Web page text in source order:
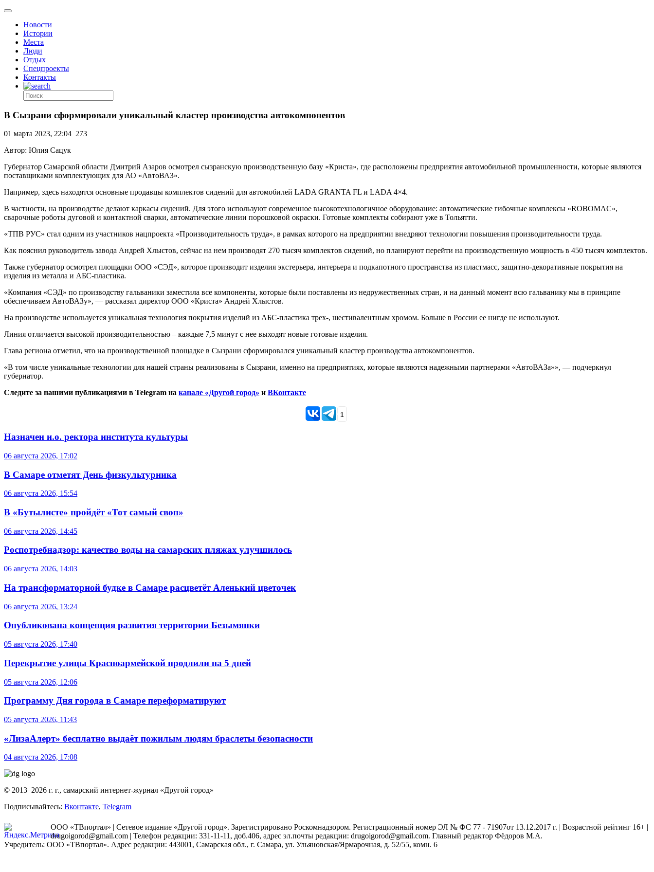
Новости
Истории
Места
Люди
Отдых
Спецпроекты
Контакты
В Сызрани сформировали уникальный кластер производства автокомпонентов
01 марта 2023, 22:04 273
Автор: Юлия Сацук
Губернатор Самарской области Дмитрий Азаров осмотрел сызранскую производственную базу «Криста», где расположены предприятия автомобильной промышленности, которые являются
поставщиками комплектующих для АО «АвтоВАЗ».
Например, здесь находятся основные продавцы комплектов сидений для автомобилей LADA GRANTA FL и LADA 4×4.
В частности, на производстве делают каркасы сидений. Для этого используют современное высокотехнологичное оборудование: автоматические гибочные комплексы «ROBOMAC»,
сварочные роботы дуговой и контактной сварки, автоматические линии порошковой окраски. Готовые комплекты собирают уже в Тольятти.
«ТПВ РУС» стал одним из участников нацпроекта «Производительность труда», в рамках которого на предприятии внедряют технологии повышения производительности труда.
Как пояснил руководитель завода Андрей Хлыстов, сейчас на нем производят 270 тысяч комплектов сидений, но планируют перейти на производственную мощность в 450 тысяч комплектов.
Также губернатор осмотрел площадки ООО «СЭД», которое производит изделия экстерьера, интерьера и подкапотного пространства из пластмасс, защитно-декоративные покрытия на
изделия из металла и АБС-пластика.
«Компания «СЭД» по производству гальваники заместила все компоненты, которые были поставлены из недружественных стран, и на данный момент всю гальванику мы в принципе
обеспечиваем АвтоВАЗу», — рассказал директор ООО «Криста» Андрей Хлыстов.
На производстве используется уникальная технология покрытия изделий из АБС-пластика трех-, шестивалентным хромом. Больше в России ее нигде не используют.
Линия отличается высокой производительностью – каждые 7,5 минут с нее выходят новые готовые изделия.
Глава региона отметил, что на производственной площадке в Сызрани сформировался уникальный кластер производства автокомпонентов.
«В том числе уникальные технологии для нашей страны реализованы в Сызрани, именно на предприятиях, которые являются надежными партнерами «АвтоВАЗа»», — подчеркнул
губернатор.
Следите за нашими публикациями в Telegram на канале «Другой город» и ВКонтакте
1
Назначен и.о. ректора института культуры
06 августа 2026, 17:02
В Самаре отметят День физкультурника
06 августа 2026, 15:54
В «Бутылисте» пройдёт «Тот самый своп»
06 августа 2026, 14:45
Роспотребнадзор: качество воды на самарских пляжах улучшилось
06 августа 2026, 14:03
На трансформаторной будке в Самаре расцветёт Аленький цветочек
06 августа 2026, 13:24
Опубликована концепция развития территории Безымянки
05 августа 2026, 17:40
Перекрытие улицы Красноармейской продлили на 5 дней
05 августа 2026, 12:06
Программу Дня города в Самаре переформатируют
05 августа 2026, 11:43
«ЛизаАлерт» бесплатно выдаёт пожилым людям браслеты безопасности
04 августа 2026, 17:08
© 2013–2026 г. г., самарский интернет-журнал «Другой город»
Подписывайтесь: Вконтакте, Telegram
ООО «ТВпортал» | Сетевое издание «Другой город». Зарегистрировано Роскомнадзором. Регистрационный номер ЭЛ № ФС 77 - 71907от 13.12.2017 г. | Возрастной рейтинг 16+ |
drugoigorod@gmail.com | Телефон редакции: 331-11-11, доб.406, адрес эл.почты редакции: drugoigorod@gmail.com. Главный редактор Фёдоров М.А.
Учредитель: ООО «ТВпортал». Адрес редакции: 443001, Самарская обл., г. Самара, ул. Ульяновская/Ярмарочная, д. 52/55, комн. 6